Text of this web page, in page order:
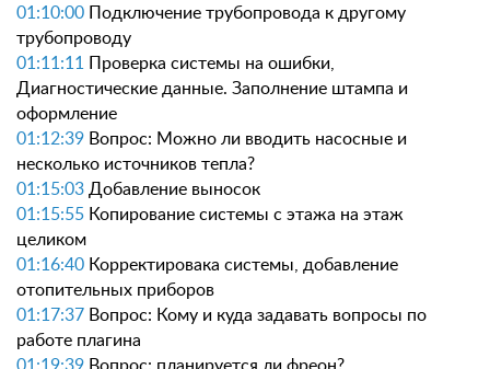
01:10:00 Подключение трубопровода к другому
трубопроводу
01:11:11
Проверка системы на ошибки,
Диагностические данные. Заполнение штампа и
оформление
01:12:39 Вопрос: Можно ли вводить насосные и
несколько источников тепла?
01:15:03 Добавление выносок
01:15:55 Копирование системы с этажа на этаж
целиком
01:16:40 Корректировака системы, добавление
отопительных приборов
01:17:37 Вопрос: Кому и куда задавать вопросы по
работе плагина
01:19:39 Вопрос: планируется ли фреон?